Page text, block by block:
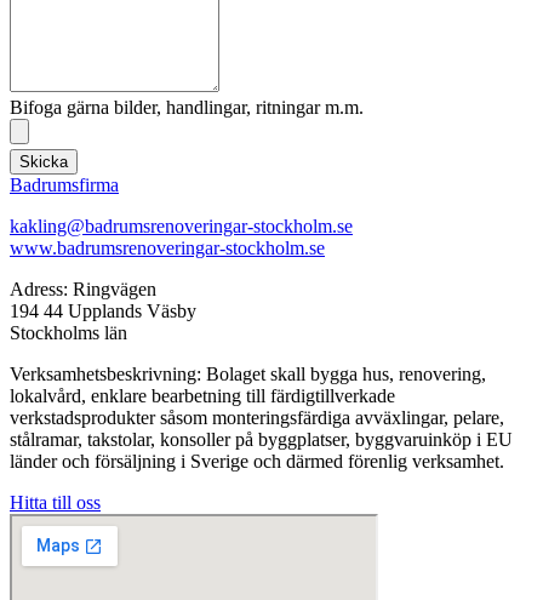
Bifoga gärna bilder, handlingar, ritningar m.m.
Skicka
Badrumsfirma
kakling@badrumsrenoveringar-stockholm.se
www.badrumsrenoveringar-stockholm.se
Adress: Ringvägen
194 44 Upplands Väsby
Stockholms län
Verksamhetsbeskrivning: Bolaget skall bygga hus, renovering,
lokalvård, enklare bearbetning till färdigtillverkade
verkstadsprodukter såsom monteringsfärdiga avväxlingar, pelare,
stålramar, takstolar, konsoller på byggplatser, byggvaruinköp i EU
länder och försäljning i Sverige och därmed förenlig verksamhet.
Hitta till oss